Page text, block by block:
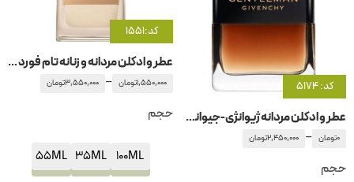
کد: 5174
عطر و ادکلن مردانه ژیوانژی-جیوانچی – جیونچی جنتلمن پارفوم پرایو
0تومان –
2,450,000تومان
حجم
کد:1551
عطر و ادکلن مردانه و زنانه تام فورد – تامفورد وانیلا سکسی
1,550,000تومان –
3,550,000تومان
حجم
100ML
35ML
55ML